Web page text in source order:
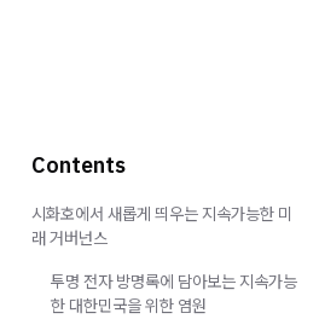
Contents
시화호에서 새롭게 띄우는 지속가능한 미
래 거버넌스
투명 전자 방명록에 담아보는 지속가능
한 대한민국을 위한 염원